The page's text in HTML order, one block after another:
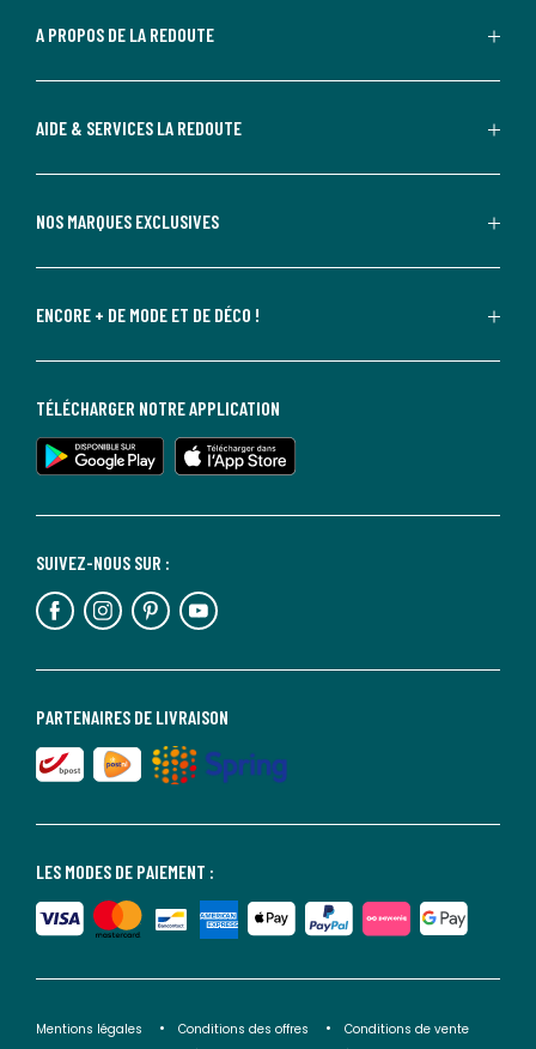
A PROPOS DE LA REDOUTE
AIDE & SERVICES LA REDOUTE
NOS MARQUES EXCLUSIVES
ENCORE + DE MODE ET DE DÉCO !
LES MODES DE PAIEMENT :
PARTENAIRES DE LIVRAISON
SUIVEZ-NOUS SUR :
TÉLÉCHARGER NOTRE APPLICATION
Mentions légales Conditions des offres
Conditions de vente